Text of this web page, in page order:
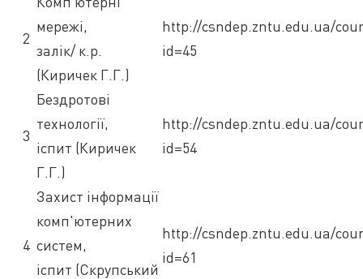
2
мережі,
залік/ к.р.
(Киричек Г.Г.)
http://csndep.zntu.edu.ua/
id=45
3
Бездротові
технології,
іспит (Киричек
Г.Г.)
http://csndep.zntu.edu.ua/
id=54
4
Захист інформації
комп'ютерних
систем,
іспит (Скрупський
http://csndep.zntu.edu.ua/
id=61